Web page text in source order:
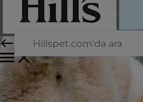
Mayıs 22, 2020